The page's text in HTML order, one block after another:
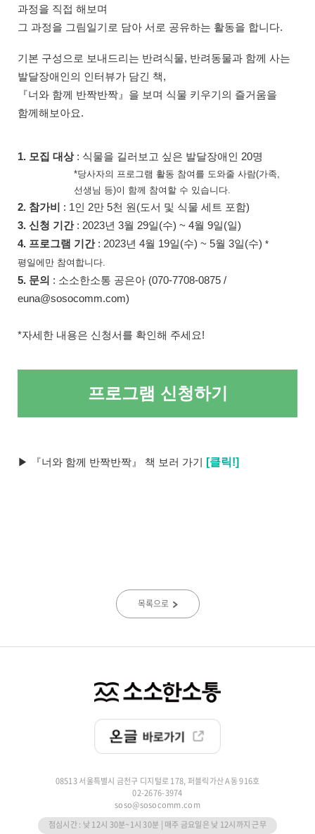
과정을 직접 해보며
그 과정을 그림일기로 담아 서로 공유하는 활동을 합니다.
기본 구성으로 보내드리는 반려식물, 반려동물과 함께 사는
발달장애인의 인터뷰가 담긴 책,
『너와 함께 반짝반짝』을 보며 식물 키우기의 즐거움을
함께해보아요.
1. 모집 대상: 식물을 길러보고 싶은 발달장애인 20명
*당사자의 프로그램 활동 참여를 도와줄 사람(가족,
선생님 등)이 함께 참여할 수 있습니다.
2. 참가비
: 1인 2만 5천 원(도서 및 식물 세트 포함)
3. 신청 기간: 2023년 3월 29일(수) ~ 4월 9일(일)
4. 프로그램 기간: 2023년 4월 19일(수) ~ 5월 3일(수) *
평일에만 참여합니다.
5. 문의 : 소소한소통 공은아 (070-7708-0875 /
euna@sosocomm.com)
*자세한 내용은 신청서를 확인해 주세요!
프로그램 신청하기
▶ 『너와 함께 반짝반짝』 책 보러 가기 [클릭!]
목록으로
08513 서울특별시 금천구 디지털로 178, 퍼블릭가산 A동 916호
02-2676-3974
soso@sosocomm.com
점심시간 : 낮 12시 30분~1시 30분 | 매주 금요일은 낮 12시까지 근무